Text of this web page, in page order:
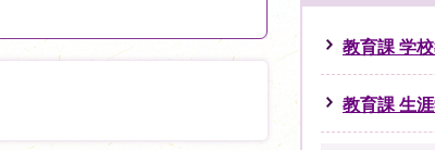
教育課 学
教育課 生